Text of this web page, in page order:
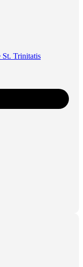
St. Trinitatis